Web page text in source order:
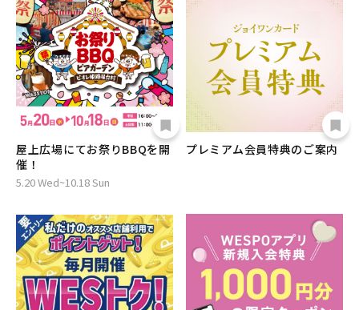
屋上広場にてお祭りBBQを開
催！
5.20 Wed~10.18 Sun
プレミアム会員特典のご案内